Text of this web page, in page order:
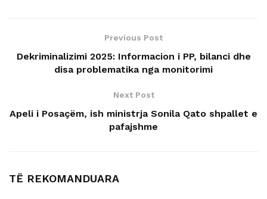
Previous Post
Dekriminalizimi 2025: Informacion i PP, bilanci dhe
disa problematika nga monitorimi
Next Post
Apeli i Posaçëm, ish ministrja Sonila Qato shpallet e
pafajshme
TË REKOMANDUARA